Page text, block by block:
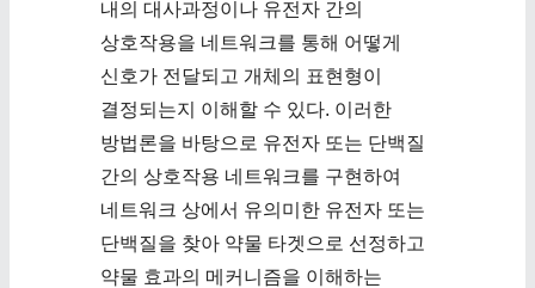
내의 대사과정이나 유전자 간의
상호작용을 네트워크를 통해 어떻게
신호가 전달되고 개체의 표현형이
결정되는지 이해할 수 있다. 이러한
방법론을 바탕으로 유전자 또는 단백질
간의 상호작용 네트워크를 구현하여
네트워크 상에서 유의미한 유전자 또는
단백질을 찾아 약물 타겟으로 선정하고
약물 효과의 메커니즘을 이해하는